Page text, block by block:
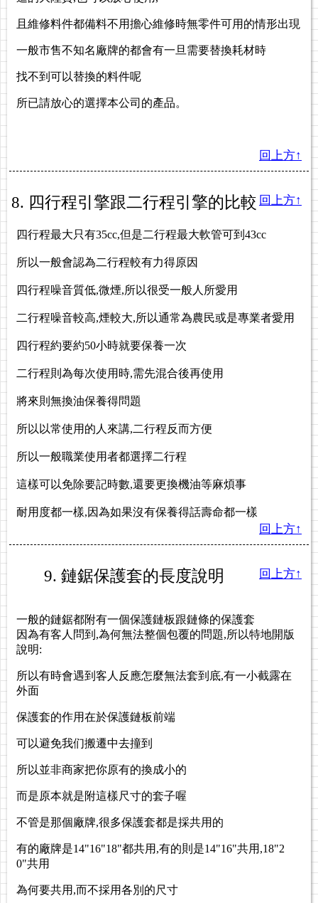
且維修料件都備料不用擔心維修時無零件可用的情形出現
一般市售不知名廠牌的都會有一旦需要替換耗材時
找不到可以替換的料件呢
所已請放心的選擇本公司的產品。
回上方↑
8. 四行程引擎跟二行程引擎的比較 回上方↑
四行程最大只有35cc,但是二行程最大軟管可到43cc
所以一般會認為二行程較有力得原因
四行程噪音質低,微煙,所以很受一般人所愛用
二行程噪音較高,煙較大,所以通常為農民或是專業者愛用
四行程約要約50小時就要保養一次
二行程則為每次使用時,需先混合後再使用
將來則無換油保養得問題
所以以常使用的人來講,二行程反而方便
所以一般職業使用者都選擇二行程
這樣可以免除要記時數,還要更換機油等麻煩事
耐用度都一樣,因為如果沒有保養得話壽命都一樣
回上方↑
9. 鏈鋸保護套的長度說明 回上方↑
一般的鏈鋸都附有一個保護鏈板跟鏈條的保護套
因為有客人問到,為何無法整個包覆的問題,所以特地開版
說明:
所以有時會遇到客人反應怎麼無法套到底,有一小截露在
外面
保護套的作用在於保護鏈板前端
可以避免我们搬遷中去撞到
所以並非商家把你原有的換成小的
而是原本就是附這樣尺寸的套子喔
不管是那個廠牌,很多保護套都是採共用的
有的廠牌是14"16"18"都共用,有的則是14"16"共用,18"2
0"共用
為何要共用,而不採用各別的尺寸